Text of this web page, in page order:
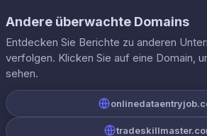
Andere überwachte Domains
Entdecken Sie Berichte zu anderen
verfolgen. Klicken Sie auf eine Domain,
sehen.